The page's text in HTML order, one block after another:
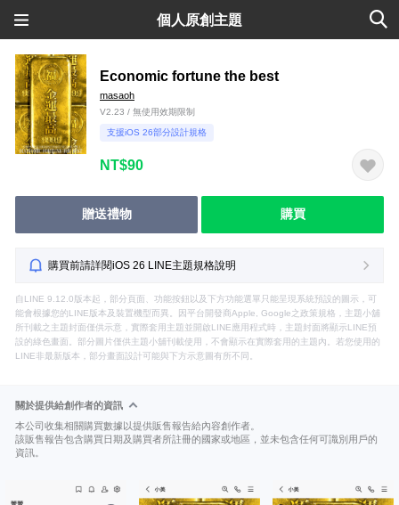
個人原創主題
Economic fortune the best
masaoh
V2.23 / 無使用效期限制
支援iOS 26部分設計規格
NT$90
贈送禮物 購買
購買前請詳閱iOS 26 LINE主題規格說明
自LINE 9.12.0版本起，部分頁面、功能按鈕以及下方功能選單只能呈現系統預設的圖示，可
能會根據您的LINE版本及裝置機型而異。因平台開發商Apple, Google之政策規格，主題小舖
所刊載之主題封面僅供示意，實際套用主題並開啟LINE應用程式時，主題封面將顯示LINE預
設的綠色畫面。部分圖片僅供主題小舖刊載使用，不會顯示在實際套用的主題內。若您使用的
LINE非最新版本，部分畫面設計可能與下方示意圖有所不同。
關於提供給創作者的資訊
本公司收集相關購買數據以提供販售報告給內容創作者。
該販售報告包含購買日期及購買者所註冊的國家或地區，並未包含任何可識別用戶的
資訊。